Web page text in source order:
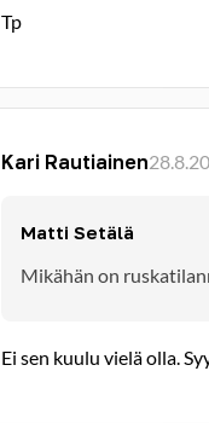
Tp
Kari Rautiainen
Matti Setälä
Mikähän on
Ei sen kuulu vielä olla.